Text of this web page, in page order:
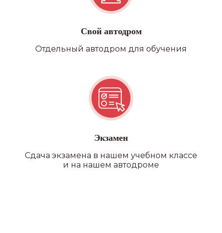
Свой автодром
Отдельный автодром для обучения
Экзамен
Сдача экзамена в нашем учебном классе
и на нашем автодроме
оборудованных для
оттачивания своих навыков
КОМФОРТ
водительской медицинской
ВСЕ В ОДНОМ МЕСТЕ